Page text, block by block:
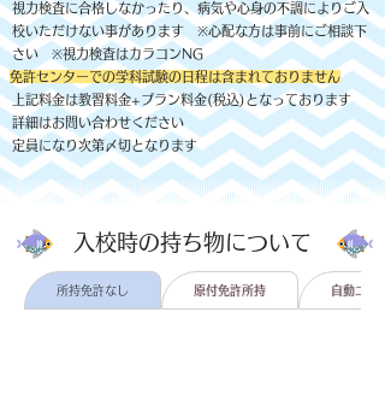
視力検査に合格しなかったり、病気や心身の不調によりご入
校いただけない事があります ※心配な方は事前にご相談下
さい ※視力検査はカラコンNG
免許センターでの学科試験の日程は含まれておりません
上記料金は教習料金+プラン料金(税込)となっております
詳細はお問い合わせください
定員になり次第〆切となります
入校時の持ち物について
所持免許なし 原付免許所持 自動二輪